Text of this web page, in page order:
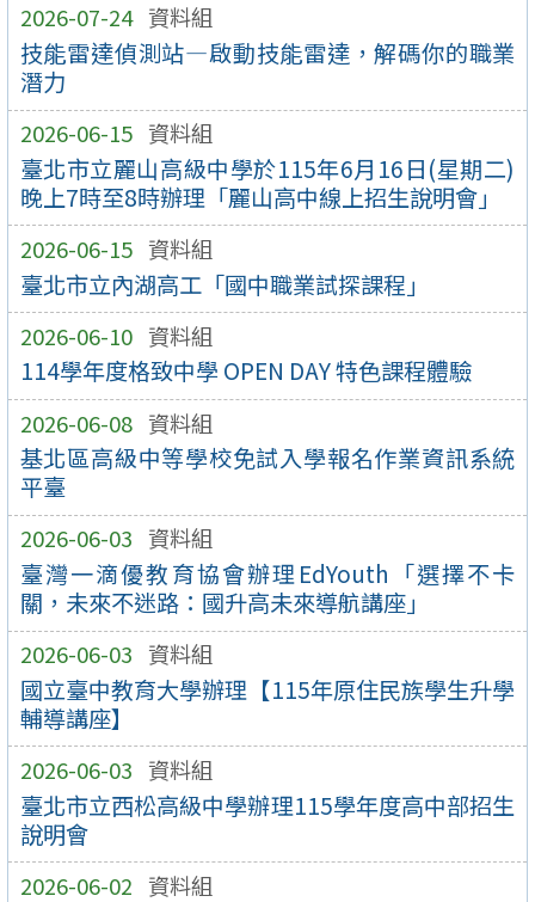
2026-07-24 資料組
技能雷達偵測站—啟動技能雷達，解碼你的職業
潛力
2026-06-15 資料組
臺北市立麗山高級中學於115年6月16日(星期二)
晚上7時至8時辦理「麗山高中線上招生說明會」
2026-06-15 資料組
臺北市立內湖高工「國中職業試探課程」
2026-06-10 資料組
114學年度格致中學 OPEN DAY 特色課程體驗
2026-06-08 資料組
基北區高級中等學校免試入學報名作業資訊系統
平臺
2026-06-03 資料組
臺灣一滴優教育協會辦理EdYouth「選擇不卡
關，未來不迷路：國升高未來導航講座」
2026-06-03 資料組
國立臺中教育大學辦理【115年原住民族學生升學
輔導講座】
2026-06-03 資料組
臺北市立西松高級中學辦理115學年度高中部招生
說明會
2026-06-02 資料組